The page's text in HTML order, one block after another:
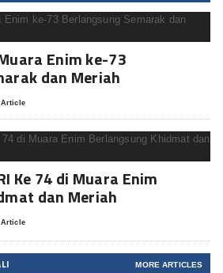
Enim ke-73
dan Meriah
Article
Ke 74 di Muara Enim
dan Meriah
Article
MORE ARTICLES